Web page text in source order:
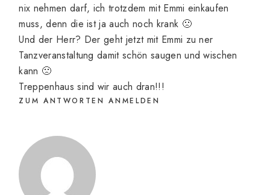
nix nehmen darf, ich trotzdem mit Emmi einkaufen
muss, denn die ist ja auch noch krank 🙁
Und der Herr? Der geht jetzt mit Emmi zu ner
Tanzveranstaltung damit schön saugen und wischen
kann 🙁
Treppenhaus sind wir auch dran!!!
ZUM ANTWORTEN ANMELDEN